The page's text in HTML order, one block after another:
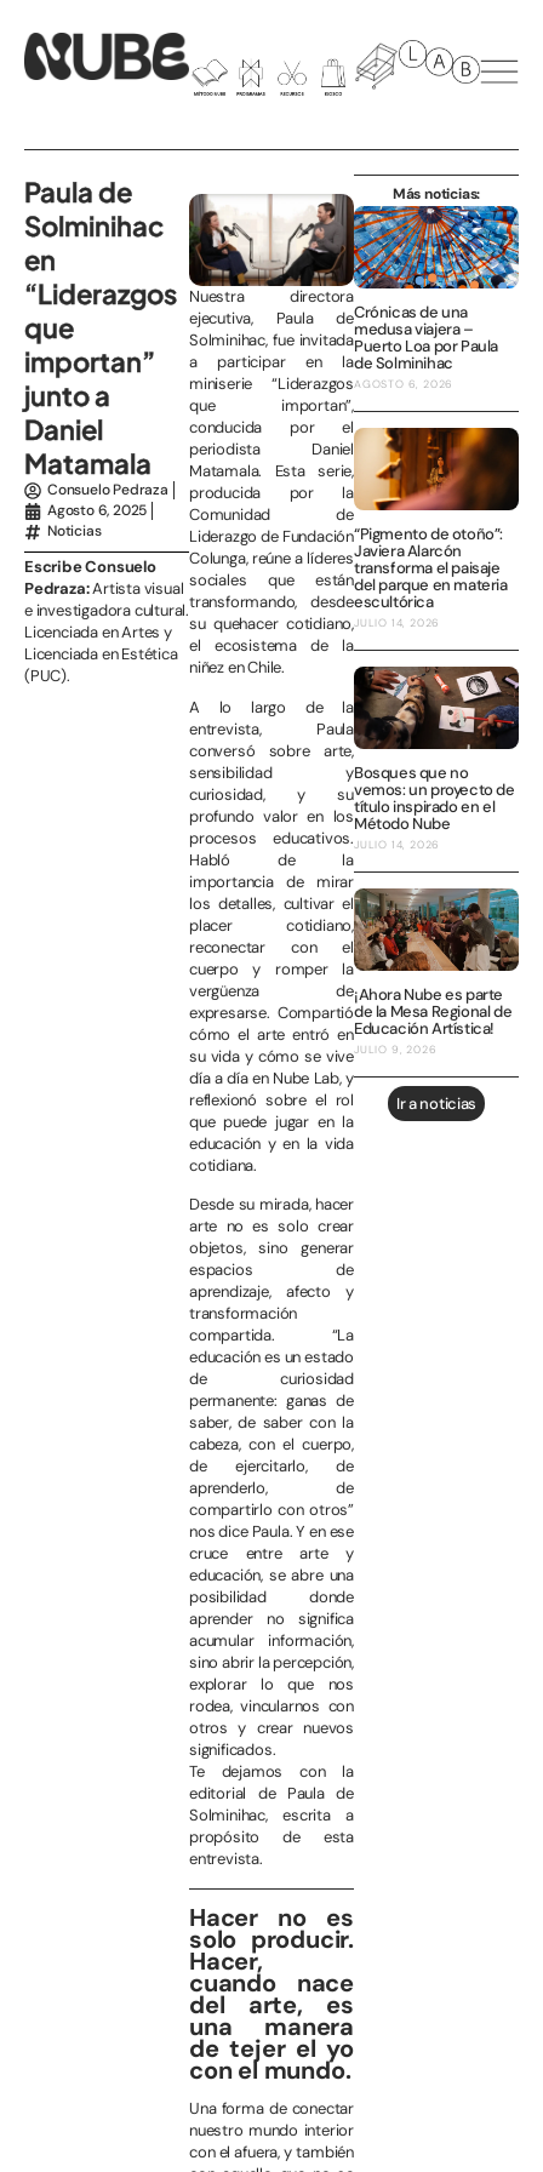
Paula de
Solminihac
en
“Liderazgos
que
importan”
junto a
Daniel
Matamala
Consuelo Pedraza
Agosto 6, 2025
Noticias
Escribe Consuelo
Pedraza:Artista visual
e investigadora cultural.
Licenciada en Artes y
Licenciada en Estética
(PUC).
Nuestra directora
ejecutiva, Paula de
Solminihac, fue invitada
a participar en la
miniserie “Liderazgos
que importan”,
conducida por el
periodista Daniel
Matamala. Esta serie,
producida por la
Comunidad de
Liderazgo de Fundación
Colunga, reúne a líderes
sociales que están
transformando, desde
su quehacer cotidiano,
el ecosistema de la
niñez en Chile.
A lo largo de la
entrevista, Paula
conversó sobre arte,
sensibilidad y
curiosidad, y su
profundo valor en los
procesos educativos.
Habló de la
importancia de mirar
los detalles, cultivar el
placer cotidiano,
reconectar con el
cuerpo y romper la
vergüenza de
expresarse. Compartió
cómo el arte entró en
su vida y cómo se vive
día a día en Nube Lab, y
reflexionó sobre el rol
que puede jugar en la
educación y en la vida
cotidiana.
Desde su mirada, hacer
arte no es solo crear
objetos, sino generar
espacios de
aprendizaje, afecto y
transformación
compartida. “La
educación es un estado
de curiosidad
permanente: ganas de
saber, de saber con la
cabeza, con el cuerpo,
de ejercitarlo, de
aprenderlo, de
compartirlo con otros”
nos dice Paula. Y en ese
cruce entre arte y
educación, se abre una
posibilidad donde
aprender no significa
acumular información,
sino abrir la percepción,
explorar lo que nos
rodea, vincularnos con
otros y crear nuevos
significados.
Te dejamos con la
editorial de Paula de
Solminihac, escrita a
propósito de esta
entrevista.
Hacer no es
solo producir.
Hacer,
cuando nace
del arte, es
una manera
de tejer el yo
con el mundo.
Una forma de conectar
nuestro mundo interior
con el afuera, y también
Más noticias:
Crónicas de una
medusa viajera –
Puerto Loa por Paula
de Solminihac
AGOSTO 6, 2026
“Pigmento de otoño”:
Javiera Alarcón
transforma el paisaje
del parque en materia
escultórica
JULIO 14, 2026
Bosques que no
vemos: un proyecto de
título inspirado en el
Método Nube
JULIO 14, 2026
¡Ahora Nube es parte
de la Mesa Regional de
Educación Artística!
JULIO 9, 2026
Ir a noticias